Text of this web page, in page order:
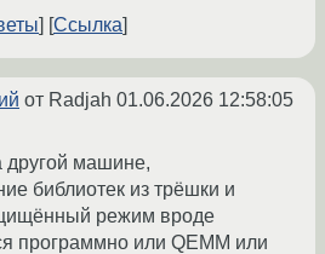
Ссылка
от Radjah 01.06.2026 12:58:05
другой машине,
библиотек из трёшки и
режим вроде
программно или QEMM или